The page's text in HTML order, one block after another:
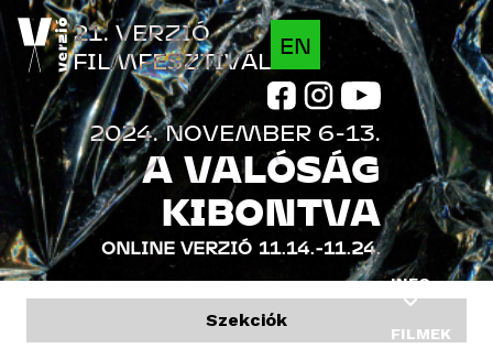
Jump to navigation
INFO
FILMEK
ONLINE VERZIÓ 11.14.-11.24.
A VALÓSÁG
KIBONTVA
EN
21. VERZIÓ
FILMFESZTIVÁL
2024. NOVEMBER 6-13.
Szekciók